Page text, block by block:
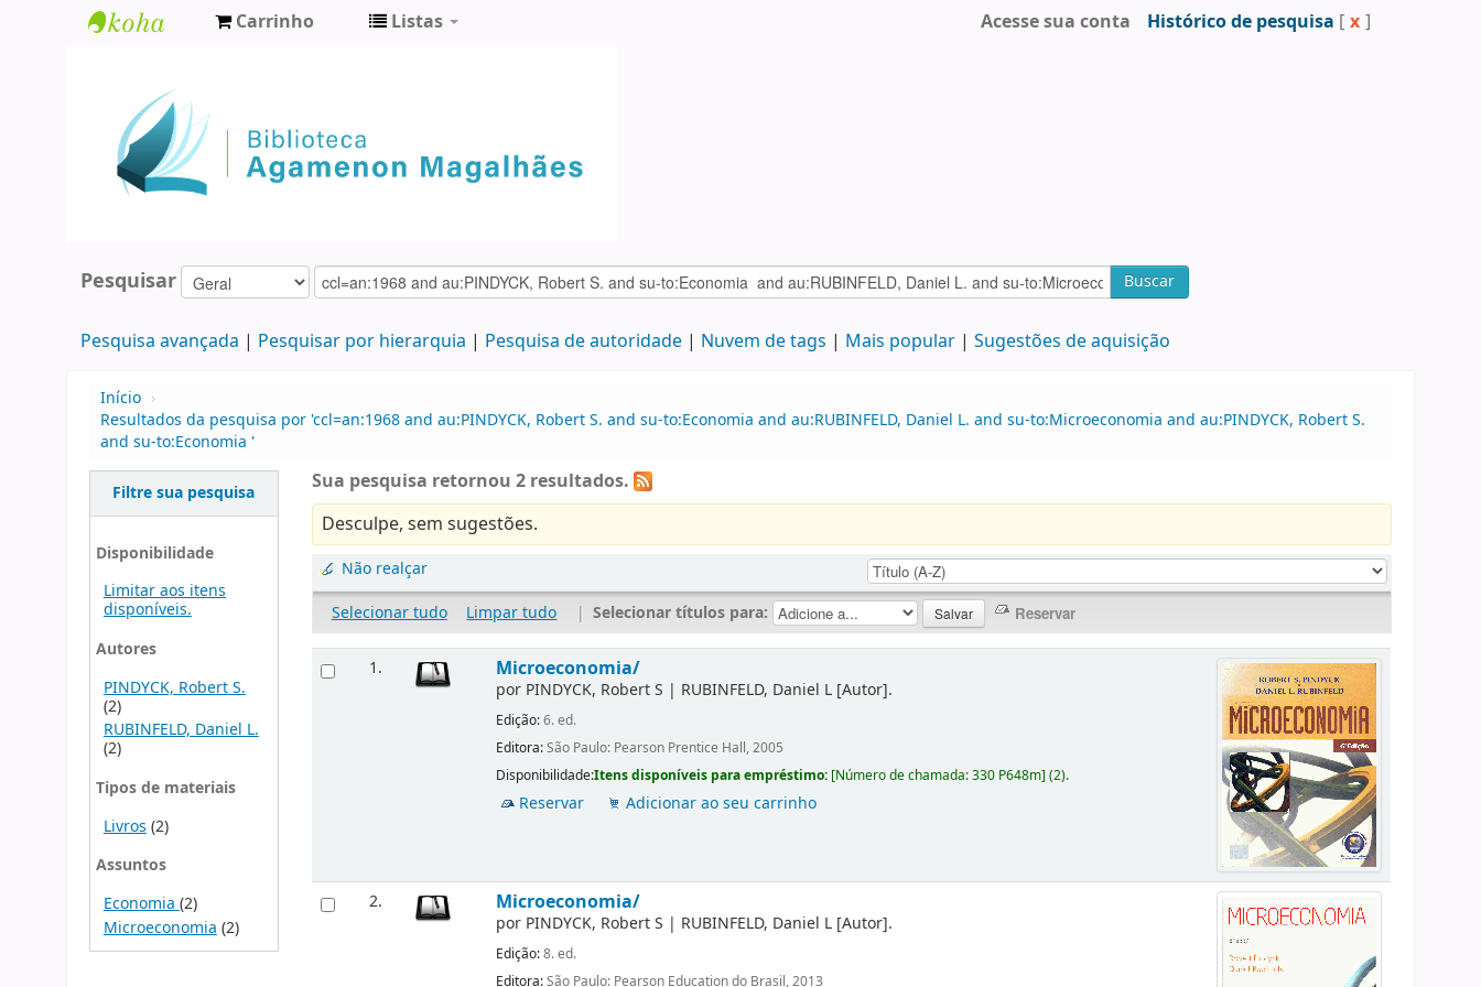
Agamenon
Magalhães
Carrinho Listas Acesse sua conta Histórico de pesquisa [ x ]
Pesquisar Buscar
Pesquisa avançada Pesquisar por hierarquia Pesquisa de autoridade Nuvem de tags Mais popular Sugestões de aquisição
Início ›
Resultados da pesquisa por 'ccl=an:1968 and au:PINDYCK, Robert S. and su-to:Economia and au:RUBINFELD, Daniel L. and su-to:Microeconomia and au:PINDYCK, Robert S.
and su-to:Economia '
Filtre sua pesquisa
Disponibilidade
Limitar aos itens
disponíveis.
Autores
PINDYCK, Robert S.
(2)
RUBINFELD, Daniel L.
(2)
Tipos de materiais
Livros (2)
Assuntos
Economia (2)
Microeconomia (2)
Sua pesquisa retornou 2 resultados.
Desculpe, sem sugestões.
Não realçar
Selecionar tudo
Limpar tudo | Selecionar títulos para:
1. Microeconomia/
por PINDYCK, Robert S | RUBINFELD, Daniel L [Autor].
Edição:6. ed.
Editora:São Paulo: Pearson Prentice Hall, 2005
Disponibilidade:Itens disponíveis para empréstimo: [Número de chamada:330 P648m](2).
Reservar Adicionar ao seu carrinho
2. Microeconomia/
por PINDYCK, Robert S | RUBINFELD, Daniel L [Autor].
Edição:8. ed.
Editora:São Paulo: Pearson Education do Brasil, 2013